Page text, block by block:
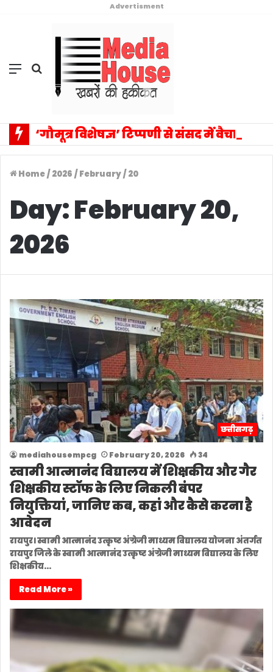
Advertisment
Menu Search
for
‘गौमूत्र विशेषज्ञ’ टिप्पणी से संसद में वैचारिक विस्फोट: प्रियंका गांधी के एक बयान ने बदला राजनीतिक विमर्श का पूरा परिदृश्य, सत्ता–विपक्ष आमने-सामने
Home/ 2026 / February/ 20
Day:February 20,
2026
छत्तीसगढ़
mediahousempcg February 20, 2026 34
स्वामी आत्मानंद विद्यालय में शिक्षकीय और गैर
शिक्षकीय स्टॉफ के लिए निकली बंपर
नियुक्तियां, जानिए कब, कहां और कैसे करना है
आवेदन
रायपुर। स्वामी आत्मानंद उत्कृष्ट अंग्रेजी माध्यम विद्यालय योजना अंतर्गत
रायपुर जिले के स्वामी आत्मानंद उत्कृष्ट अंग्रेजी माध्यम विद्यालय के लिए
शिक्षकीय…
Read More »